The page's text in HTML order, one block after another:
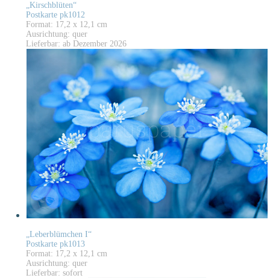
„Kirschblüten“
Postkarte pk1012
Format: 17,2 x 12,1 cm
Ausrichtung: quer
Lieferbar: ab Dezember 2026
„Leberblümchen I“
Postkarte pk1013
Format: 17,2 x 12,1 cm
Ausrichtung: quer
Lieferbar: sofort